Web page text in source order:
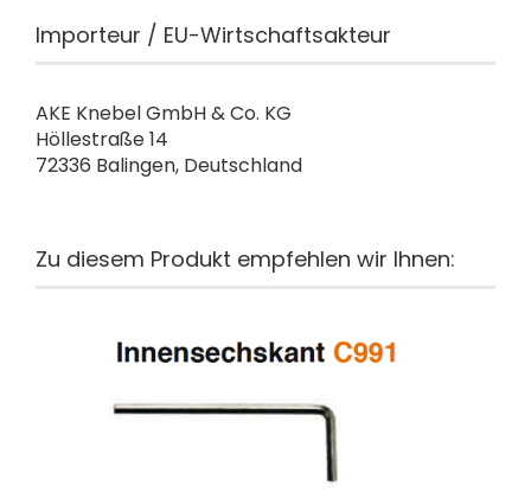
Importeur / EU-Wirtschaftsakteur
AKE Knebel GmbH & Co. KG
Höllestraße 14
72336 Balingen, Deutschland
Zu diesem Produkt empfehlen wir Ihnen: